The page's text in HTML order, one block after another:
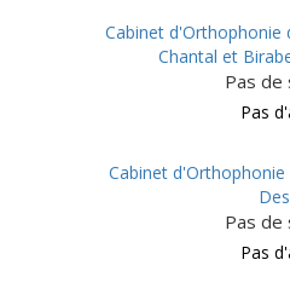
Cabinet d'Orthophonie
Chantal et
Pas de
Pas
Cabinet
Pas de
Pas